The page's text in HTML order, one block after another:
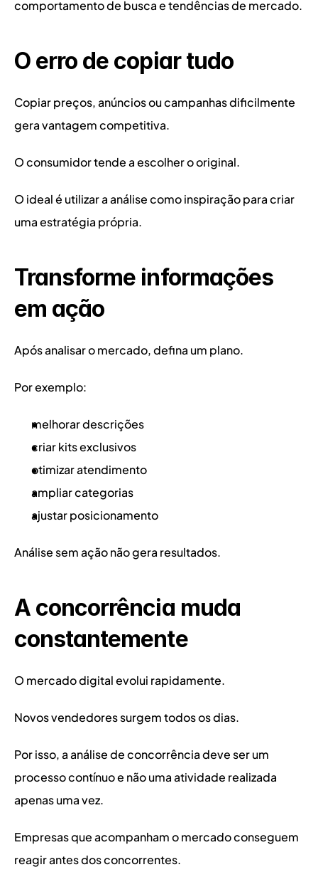
comportamento de busca e tendências de mercado.
O erro de copiar tudo
Copiar preços, anúncios ou campanhas dificilmente
gera vantagem competitiva.
O consumidor tende a escolher o original.
O ideal é utilizar a análise como inspiração para criar
uma estratégia própria.
Transforme informações
em ação
Após analisar o mercado, defina um plano.
Por exemplo:
melhorar descrições
criar kits exclusivos
otimizar atendimento
ampliar categorias
ajustar posicionamento
Análise sem ação não gera resultados.
A concorrência muda
constantemente
O mercado digital evolui rapidamente.
Novos vendedores surgem todos os dias.
Por isso, a análise de concorrência deve ser um
processo contínuo e não uma atividade realizada
apenas uma vez.
Empresas que acompanham o mercado conseguem
reagir antes dos concorrentes.